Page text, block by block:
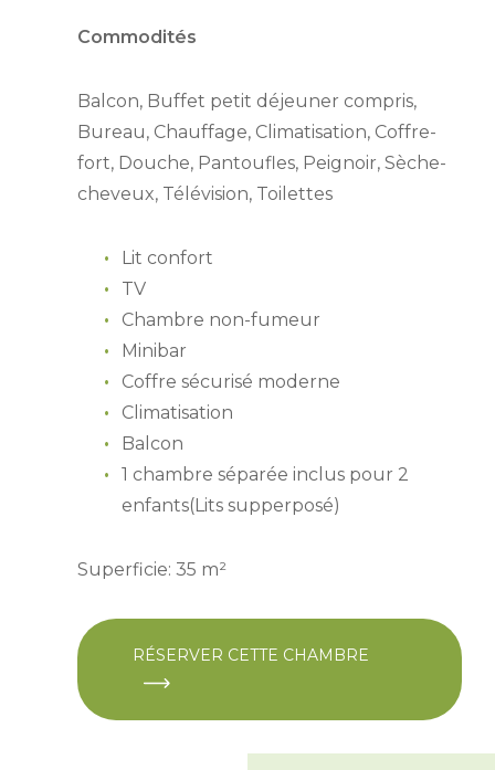
Commodités
Balcon, Buffet petit déjeuner compris,
Bureau, Chauffage, Climatisation, Coffre-
fort, Douche, Pantoufles, Peignoir, Sèche-
cheveux, Télévision, Toilettes
Lit confort
TV
Chambre non-fumeur
Minibar
Coffre sécurisé moderne
Climatisation
Balcon
1 chambre séparée inclus pour 2
enfants(Lits supperposé)
Superficie: 35 m²
RÉSERVER CETTE CHAMBRE